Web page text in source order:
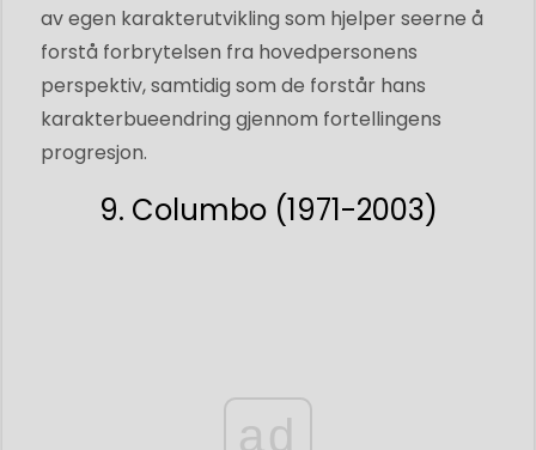
av egen karakterutvikling som hjelper seerne å
forstå forbrytelsen fra hovedpersonens
perspektiv, samtidig som de forstår hans
karakterbueendring gjennom fortellingens
progresjon.
9. Columbo (1971-2003)
ad